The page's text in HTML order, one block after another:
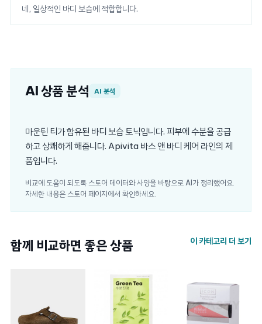
네, 일상적인 바디 보습에 적합합니다.
AI 상품 분석 AI 분석
마운틴 티가 함유된 바디 보습 토닉입니다. 피부에 수분을 공급
하고 상쾌하게 해줍니다. Apivita 바스 앤 바디 케어 라인의 제
품입니다.
비교에 도움이 되도록 스토어 데이터와 사양을 바탕으로 AI가 정리했어요.
자세한 내용은 스토어 페이지에서 확인하세요.
함께 비교하면 좋은 상품 이 카테고리 더 보기